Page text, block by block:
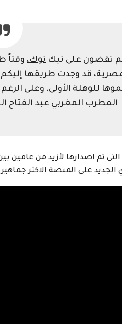
تقضون على تيكتوك،وقتاً
قد وجدت طريقها
للوهلة الأولى، وعلى
المطرب المغربي عبد الفتاح
تم اصدارها لأزيد من عامين
الجديد على المنصة الاكثر